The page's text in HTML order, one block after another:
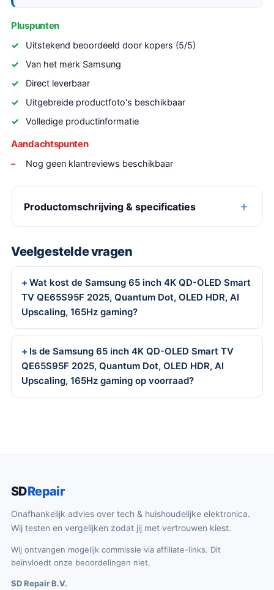
Pluspunten
Uitstekend beoordeeld door kopers (5/5)
Van het merk Samsung
Direct leverbaar
Uitgebreide productfoto's beschikbaar
Volledige productinformatie
Aandachtspunten
Nog geen klantreviews beschikbaar
Productomschrijving & specificaties
Veelgestelde vragen
Wat kost de Samsung 65 inch 4K QD-OLED Smart
TV QE65S95F 2025, Quantum Dot, OLED HDR, AI
Upscaling, 165Hz gaming?
Is de Samsung 65 inch 4K QD-OLED Smart TV
QE65S95F 2025, Quantum Dot, OLED HDR, AI
Upscaling, 165Hz gaming op voorraad?
SDRepair
Onafhankelijk advies over tech & huishoudelijke elektronica.
Wij testen en vergelijken zodat jij met vertrouwen kiest.
Wij ontvangen mogelijk commissie via affiliate-links. Dit
beïnvloedt onze beoordelingen niet.
SD Repair B.V.